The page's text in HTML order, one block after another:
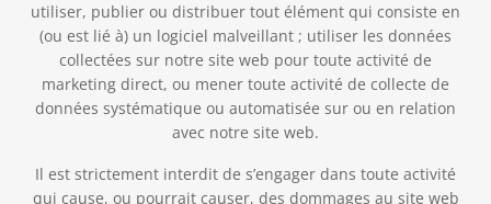
utiliser, publier ou distribuer tout élément qui consiste en
(ou est lié à) un logiciel malveillant ; utiliser les données
collectées sur notre site web pour toute activité de
marketing direct, ou mener toute activité de collecte de
données systématique ou automatisée sur ou en relation
avec notre site web.
Il est strictement interdit de s’engager dans toute activité
qui cause, ou pourrait causer, des dommages au site web